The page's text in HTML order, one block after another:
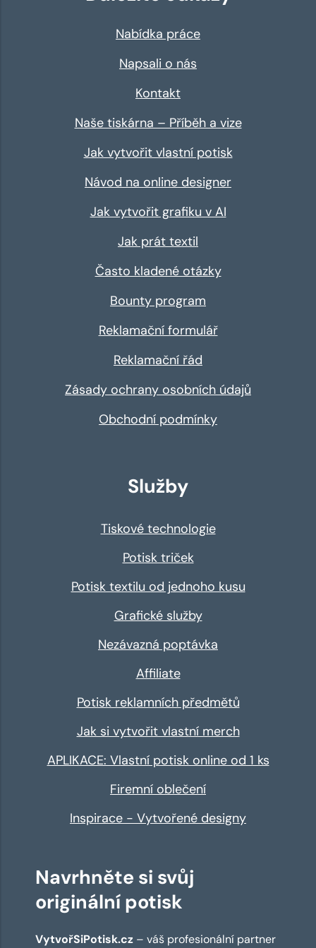
Nabídka práce
Napsali o nás
Kontakt
Naše tiskárna – Příběh a vize
Jak vytvořit vlastní potisk
Návod na online designer
Jak vytvořit grafiku v AI
Jak prát textil
Často kladené otázky
Bounty program
Reklamační formulář
Reklamační řád
Zásady ochrany osobních údajů
Obchodní podmínky
Služby
Tiskové technologie
Potisk triček
Potisk textilu od jednoho kusu
Grafické služby
Nezávazná poptávka
Affiliate
Potisk reklamních předmětů
Jak si vytvořit vlastní merch
APLIKACE: Vlastní potisk online od 1 ks
Firemní oblečení
Inspirace - Vytvořené designy
Navrhněte si svůj
originální potisk
VytvořSiPotisk.cz – váš profesionální partner